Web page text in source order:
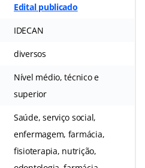
Edital publicado
IDECAN
diversos
Nível médio, técnico e
superior
Saúde, serviço social,
enfermagem, farmácia,
fisioterapia, nutrição,